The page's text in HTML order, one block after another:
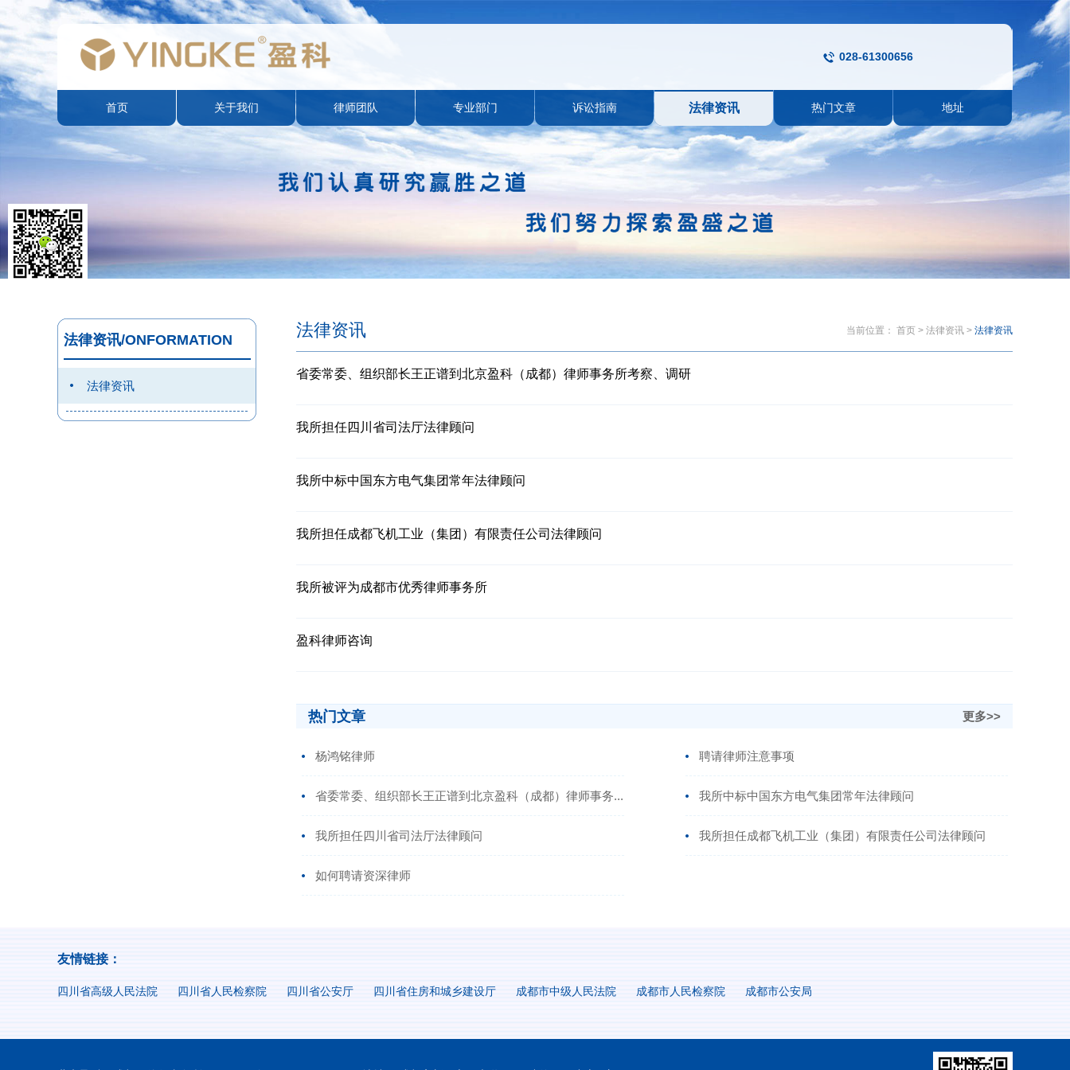
028-61300656
首页 关于我们 律师团队 专业部门 诉讼指南 法律资讯 热门文章 地址
法律资讯/ONFORMATION
法律资讯
法律资讯 当前位置： 首页 > 法律资讯 > 法律资讯
省委常委、组织部长王正谱到北京盈科（成都）律师事务所考察、调研
我所担任四川省司法厅法律顾问
我所中标中国东方电气集团常年法律顾问
我所担任成都飞机工业（集团）有限责任公司法律顾问
我所被评为成都市优秀律师事务所
盈科律师咨询
热门文章 更多>>
杨鸿铭律师
省委常委、组织部长王正谱到北京盈科（成都）律师事务...
我所担任四川省司法厅法律顾问
如何聘请资深律师
聘请律师注意事项
我所中标中国东方电气集团常年法律顾问
我所担任成都飞机工业（集团）有限责任公司法律顾问
友情链接：
四川省高级人民法院 四川省人民检察院 四川省公安厅 四川省住房和城乡建设厅 成都市中级人民法院 成都市人民检察院 成都市公安局